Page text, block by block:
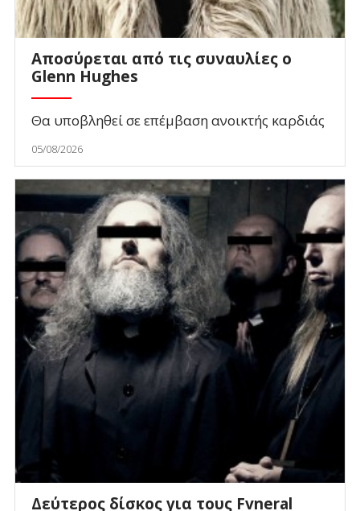
Αποσύρεται από τις συναυλίες ο
Glenn Hughes
Θα υποβληθεί σε επέμβαση ανοικτής καρδιάς
05/08/2026
Δεύτερος δίσκος για τους Fvneral